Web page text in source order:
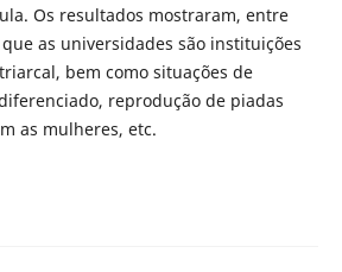
Os resultados mostraram, entre
as universidades são instituições
bem como situações de
reprodução de piadas
as mulheres, etc.